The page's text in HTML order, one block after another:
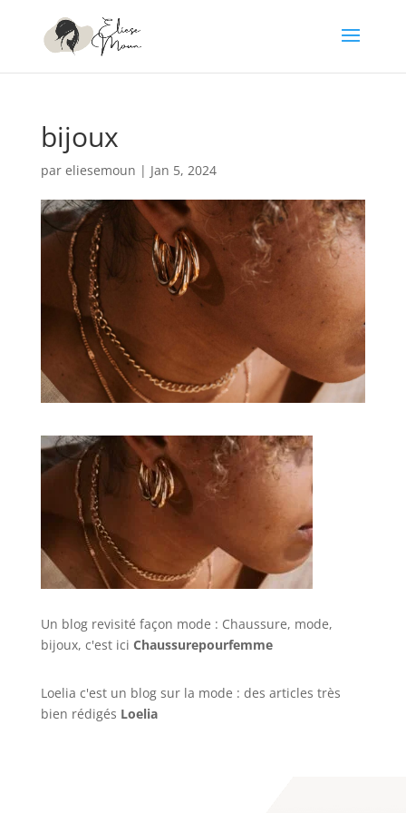
bijoux
par eliesemoun | Jan 5, 2024
Un blog revisité façon mode : Chaussure, mode,
bijoux, c'est ici Chaussurepourfemme
Loelia c'est un blog sur la mode : des articles très
bien rédigés Loelia